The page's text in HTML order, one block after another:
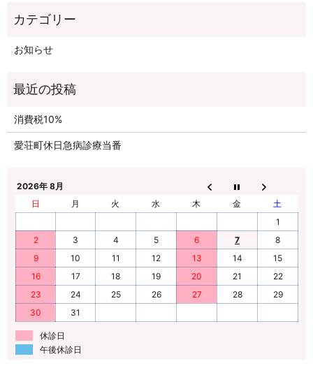
お知らせ
消費税10%
愛荘町休日急病診療当番
2026年 8月
日
月 火 水 木 金
土
1
2
3 4 5 6 7
8
9
10 11 12 13 14
15
16
17 18 19 20 21
22
23
24 25 26 27 28
29
30
31
休診日
午後休診日